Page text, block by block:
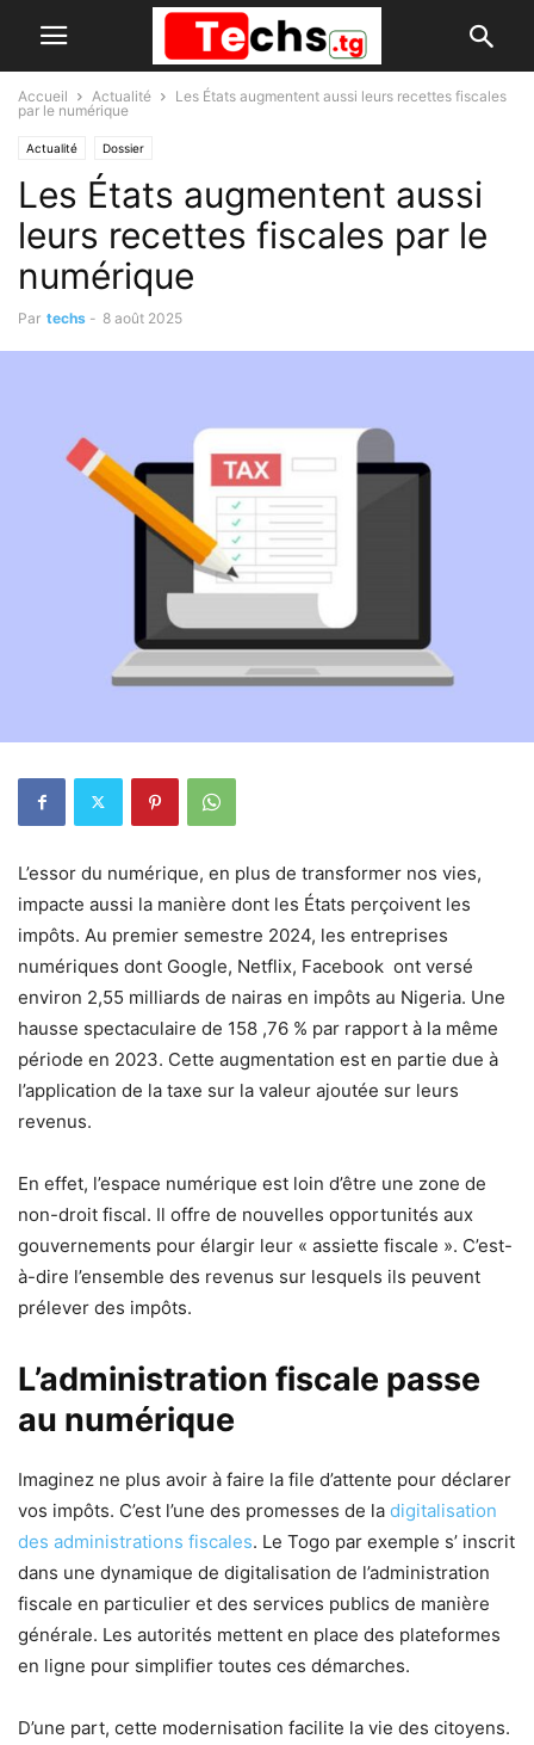
Accueil Actualité
Les États augmentent aussi leurs recettes fiscales
par le numérique
Actualité Dossier
Les États augmentent aussi
leurs recettes fiscales par le
numérique
Par techs - 8 août 2025
L’essor du numérique, en plus de transformer nos vies,
impacte aussi la manière dont les États perçoivent les
impôts. Au premier semestre 2024, les entreprises
numériques dont Google, Netflix, Facebook ont versé
environ 2,55 milliards de nairas en impôts au Nigeria. Une
hausse spectaculaire de 158 ,76 % par rapport à la même
période en 2023. Cette augmentation est en partie due à
l’application de la taxe sur la valeur ajoutée sur leurs
revenus.
En effet, l’espace numérique est loin d’être une zone de
non-droit fiscal. Il offre de nouvelles opportunités aux
gouvernements pour élargir leur « assiette fiscale ». C’est-
à-dire l’ensemble des revenus sur lesquels ils peuvent
prélever des impôts.
L’administration fiscale passe
au numérique
Imaginez ne plus avoir à faire la file d’attente pour déclarer
vos impôts. C’est l’une des promesses de la digitalisation
des administrations fiscales. Le Togo par exemple s’ inscrit
dans une dynamique de digitalisation de l’administration
fiscale en particulier et des services publics de manière
générale. Les autorités mettent en place des plateformes
en ligne pour simplifier toutes ces démarches.
D’une part, cette modernisation facilite la vie des citoyens.